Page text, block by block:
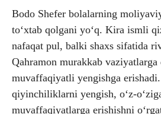
Bodo Shefer bolalarning
to‘xtab qolgani yo‘q. Kira ismli
nafaqat pul, balki shaxs sifatida
Qahramon murakkab
muvaffaqiyatli yengishga
qiyinchiliklarni yengish, o‘z-
muvaffaqiyatlarga erishishni